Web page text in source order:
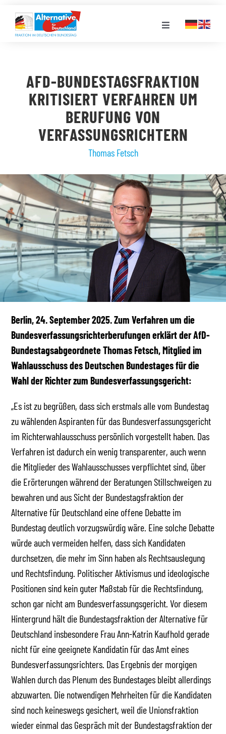
Inhalt
springen
Toggle
LANDESGRUPPEN
VERANSTALTUNGEN
STELLENPORTAL
MEDIATHEK
AFD-BUNDESTAGSFRAKTION
KRITISIERT VERFAHREN UM
BERUFUNG VON
VERFASSUNGSRICHTERN
Thomas Fetsch
Berlin, 24. September 2025. Zum Verfahren um die
Bundesverfassungsrichterberufungen erklärt der AfD-
Bundestagsabgeordnete Thomas Fetsch, Mitglied im
Wahlausschuss des Deutschen Bundestages für die
Wahl der Richter zum Bundesverfassungsgericht:
„Es ist zu begrüßen, dass sich erstmals alle vom Bundestag
zu wählenden Aspiranten für das Bundesverfassungsgericht
im Richterwahlausschuss persönlich vorgestellt haben. Das
Verfahren ist dadurch ein wenig transparenter, auch wenn
die Mitglieder des Wahlausschusses verpflichtet sind, über
die Erörterungen während der Beratungen Stillschweigen zu
bewahren und aus Sicht der Bundestagsfraktion der
Alternative für Deutschland eine offene Debatte im
Bundestag deutlich vorzugswürdig wäre. Eine solche Debatte
würde auch vermeiden helfen, dass sich Kandidaten
durchsetzen, die mehr im Sinn haben als Rechtsauslegung
und Rechtsfindung. Politischer Aktivismus und ideologische
Positionen sind kein guter Maßstab für die Rechtsfindung,
schon gar nicht am Bundesverfassungsgericht. Vor diesem
Hintergrund hält die Bundestagsfraktion der Alternative für
Deutschland insbesondere Frau Ann-Katrin Kaufhold gerade
nicht für eine geeignete Kandidatin für das Amt eines
Bundesverfassungsrichters. Das Ergebnis der morgigen
Wahlen durch das Plenum des Bundestages bleibt allerdings
abzuwarten. Die notwendigen Mehrheiten für die Kandidaten
sind noch keineswegs gesichert, weil die Unionsfraktion
wieder einmal das Gespräch mit der Bundestagsfraktion der